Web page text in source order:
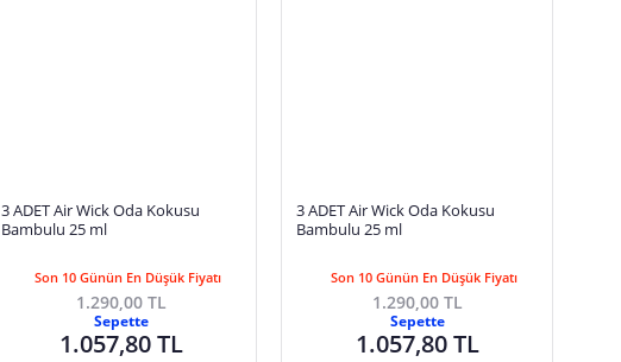
3 ADET Air Wick Oda Kokusu
Bambulu 25 ml
Son 10 Günün En Düşük Fiyatı
1.290,00 TL
Sepette
1.057,80 TL
3 ADET Air Wick Oda Kokusu
Bambulu 25 ml
Son 10 Günün En Düşük Fiyatı
1.290,00 TL
Sepette
1.057,80 TL